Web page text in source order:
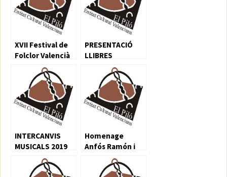
XVII Festival de
Folclor Valencià
PRESENTACIÓ
LLIBRES
INTERCANVIS
MUSICALS 2019
Homenage
Anfós Ramón i